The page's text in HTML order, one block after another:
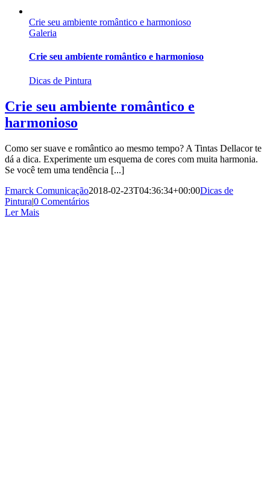
Crie seu ambiente romântico e harmonioso
Galeria
Crie seu ambiente romântico e harmonioso
Dicas de Pintura
Crie seu ambiente romântico e
harmonioso
Como ser suave e romântico ao mesmo tempo? A Tintas Dellacor te
dá a dica. Experimente um esquema de cores com muita harmonia.
Se você tem uma tendência [...]
Fmarck Comunicação2018-02-23T04:36:34+00:00Dicas de
Pintura|0 Comentários
Ler Mais